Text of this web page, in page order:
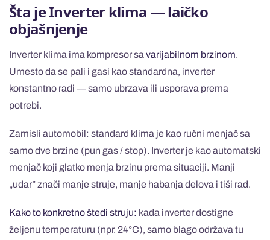
Šta je Inverter klima — laičko
objašnjenje
Inverter klima ima kompresor sa varijabilnom brzinom.
Umesto da se pali i gasi kao standardna, inverter
konstantno radi — samo ubrzava ili usporava prema
potrebi.
Zamisli automobil: standard klima je kao ručni menjač sa
samo dve brzine (pun gas / stop). Inverter je kao automatski
menjač koji glatko menja brzinu prema situaciji. Manji
„udar” znači manje struje, manje habanja delova i tiši rad.
Kako to konkretno štedi struju: kada inverter dostigne
željenu temperaturu (npr. 24°C), samo blago održava tu